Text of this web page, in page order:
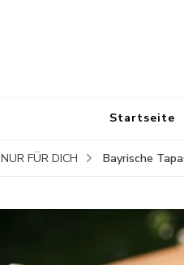
Startseite
NUR FÜR DICH Bayrische